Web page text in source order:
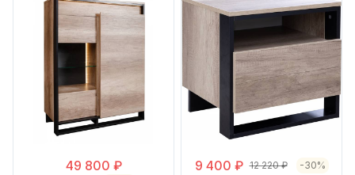
49 800 ₽ 9 400 ₽ 12 220 ₽ -30%